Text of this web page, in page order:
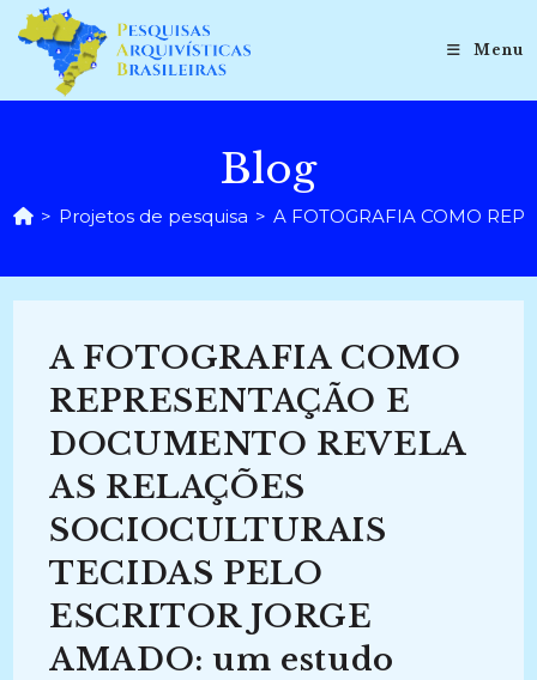
para
conteúdo
Menu
Blog
> Projetos de pesquisa > A FOTOGRAFIA COMO
A FOTOGRAFIA COMO
REPRESENTAÇÃO E
DOCUMENTO REVELA
AS RELAÇÕES
SOCIOCULTURAIS
TECIDAS PELO
ESCRITOR JORGE
AMADO: um estudo